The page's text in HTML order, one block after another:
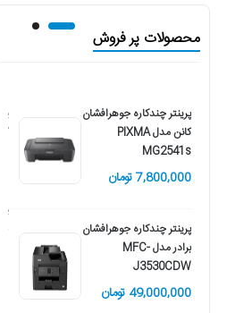
محصولات پر فروش
پرینتر چندکاره جوهرافشان
کانن مدل PIXMA
MG2541s
7,800,000 تومان
پرینتر چندکاره جوهرافشان
برادر مدل MFC-
J3530CDW
49,000,000 تومان